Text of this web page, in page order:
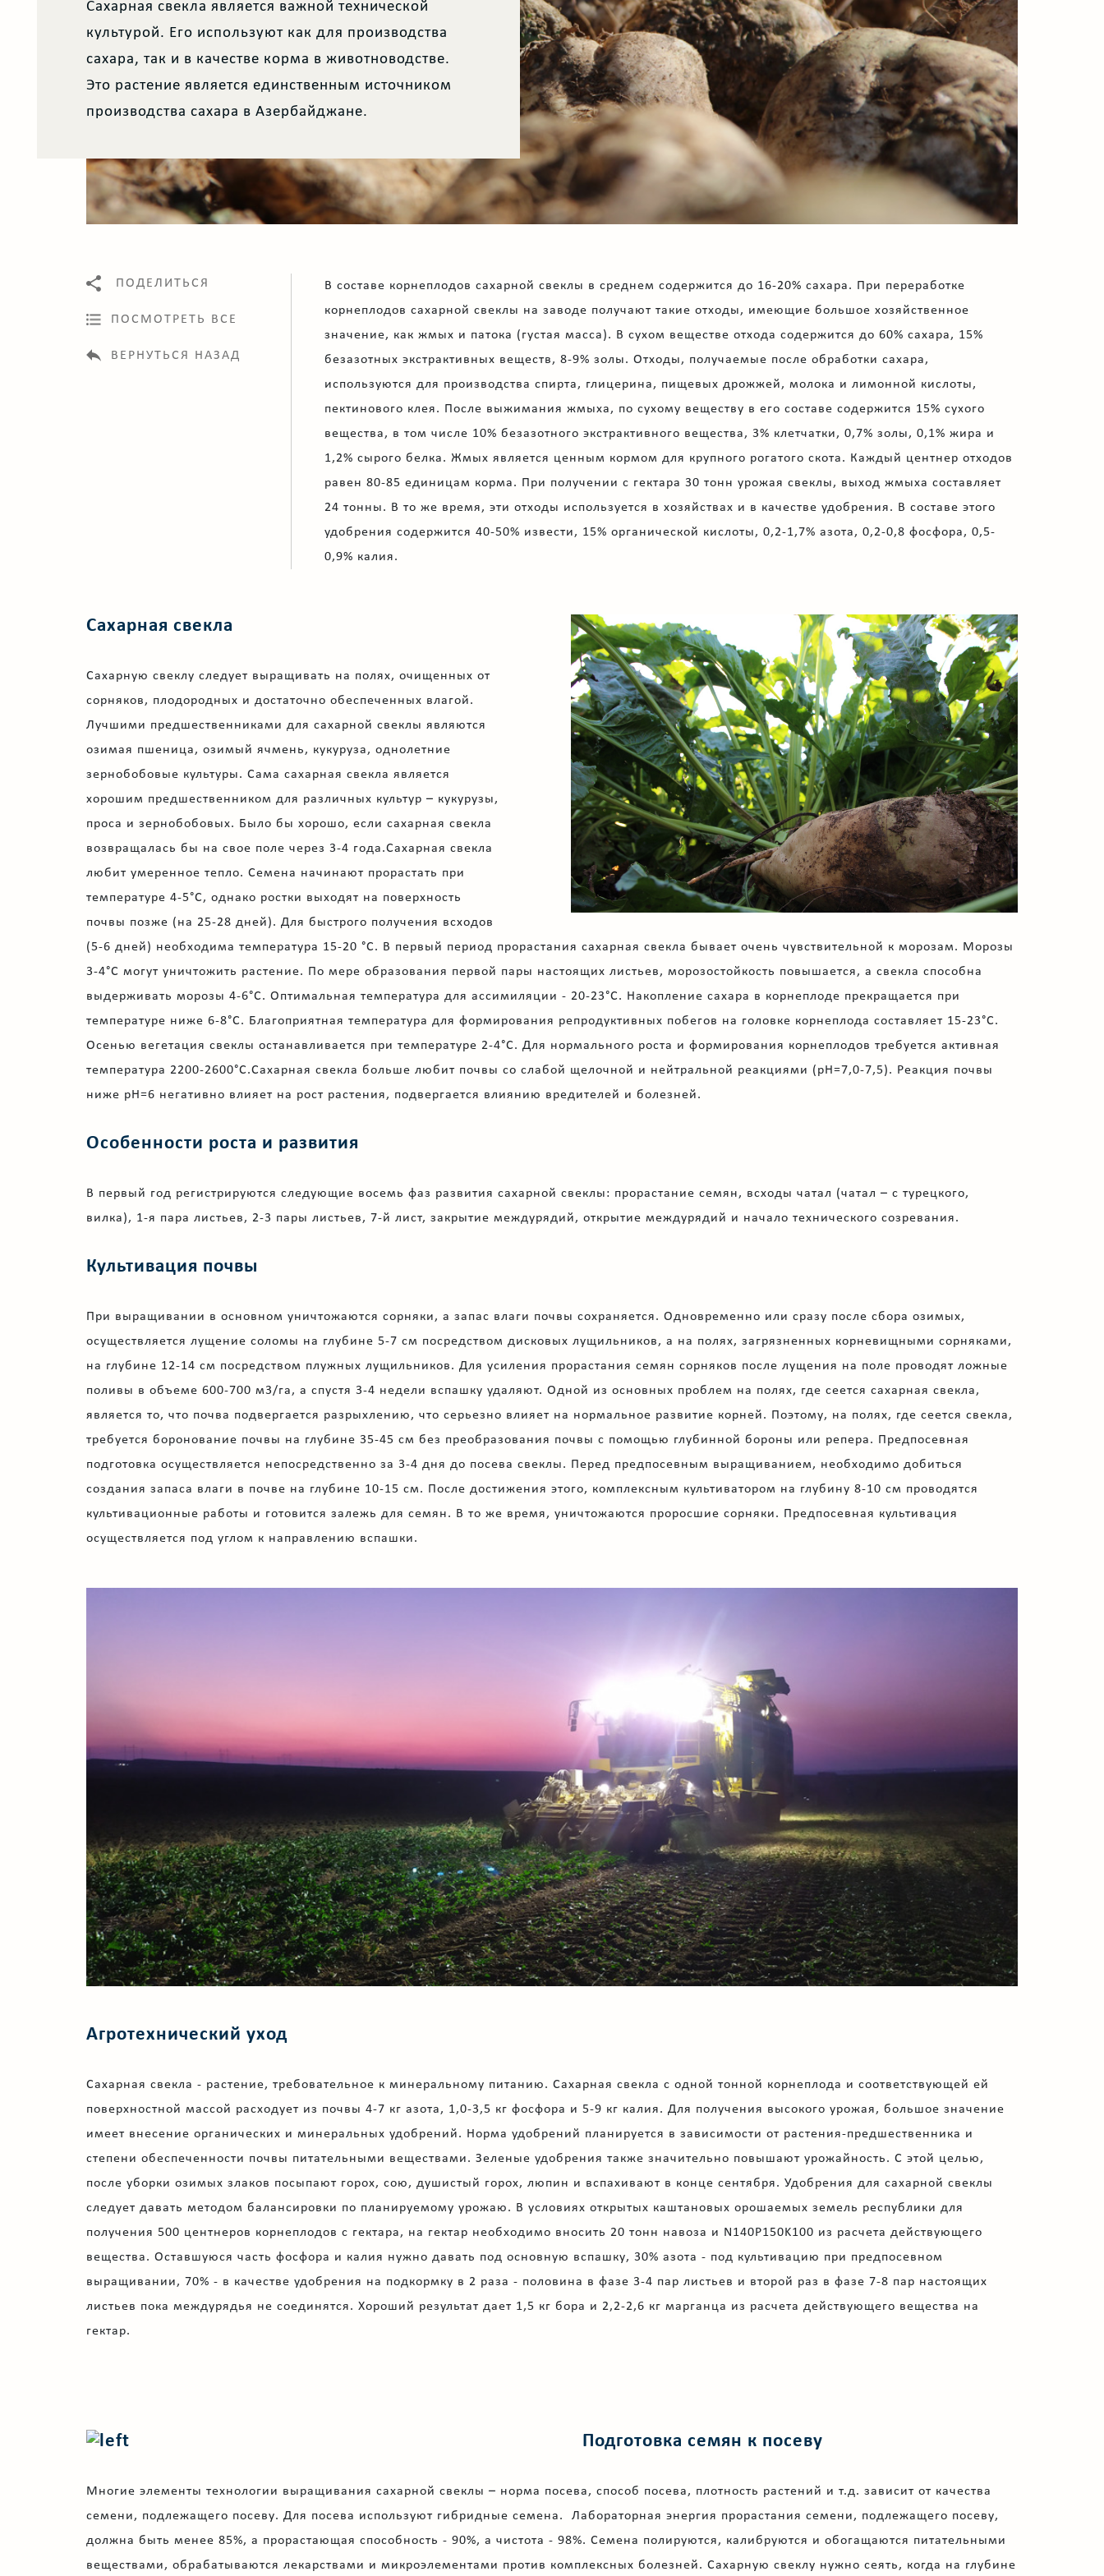
Сахарная свекла является важной технической
культурой. Его используют как для производства
сахара, так и в качестве корма в животноводстве.
Это растение является единственным источником
производства сахара в Азербайджане.
ПОДЕЛИТЬСЯ
ПОСМОТРЕТЬ ВСЕ
ВЕРНУТЬСЯ НАЗАД
В составе корнеплодов сахарной свеклы в среднем содержится до 16-20% сахара. При переработке
корнеплодов сахарной свеклы на заводе получают такие отходы, имеющие большое хозяйственное
значение, как жмых и патока (густая масса). В сухом веществе отхода содержится до 60% сахара, 15%
безазотных экстрактивных веществ, 8-9% золы. Отходы, получаемые после обработки сахара,
используются для производства спирта, глицерина, пищевых дрожжей, молока и лимонной кислоты,
пектинового клея. После выжимания жмыха, по сухому веществу в его составе содержится 15% сухого
вещества, в том числе 10% безазотного экстрактивного вещества, 3% клетчатки, 0,7% золы, 0,1% жира и
1,2% сырого белка. Жмых является ценным кормом для крупного рогатого скота. Каждый центнер отходов
равен 80-85 единицам корма. При получении с гектара 30 тонн урожая свеклы, выход жмыха составляет
24 тонны. В то же время, эти отходы используется в хозяйствах и в качестве удобрения. В составе этого
удобрения содержится 40-50% извести, 15% органической кислоты, 0,2-1,7% азота, 0,2-0,8 фосфора, 0,5-
0,9% калия.
Сахарная свекла
Сахарную свеклу следует выращивать на полях, очищенных от
сорняков, плодородных и достаточно обеспеченных влагой.
Лучшими предшественниками для сахарной свеклы являются
озимая пшеница, озимый ячмень, кукуруза, однолетние
зернобобовые культуры. Сама сахарная свекла является
хорошим предшественником для различных культур – кукурузы,
проса и зернобобовых. Было бы хорошо, если сахарная свекла
возвращалась бы на свое поле через 3-4 года.Сахарная свекла
любит умеренное тепло. Семена начинают прорастать при
температуре 4-5°С, однако ростки выходят на поверхность
почвы позже (на 25-28 дней). Для быстрого получения всходов
(5-6 дней) необходима температура 15-20 °С. В первый период прорастания сахарная свекла бывает очень чувствительной к морозам. Морозы
3-4°С могут уничтожить растение. По мере образования первой пары настоящих листьев, морозостойкость повышается, а свекла способна
выдерживать морозы 4-6°С. Оптимальная температура для ассимиляции - 20-23°С. Накопление сахара в корнеплоде прекращается при
температуре ниже 6-8°С. Благоприятная температура для формирования репродуктивных побегов на головке корнеплода составляет 15-23°С.
Осенью вегетация свеклы останавливается при температуре 2-4°С. Для нормального роста и формирования корнеплодов требуется активная
температура 2200-2600°С.Сахарная свекла больше любит почвы со слабой щелочной и нейтральной реакциями (рН=7,0-7,5). Реакция почвы
ниже pH=6 негативно влияет на рост растения, подвергается влиянию вредителей и болезней.
Особенности роста и развития
В первый год регистрируются следующие восемь фаз развития сахарной свеклы: прорастание семян, всходы чатал (чатал – с турецкого,
вилка), 1-я пара листьев, 2-3 пары листьев, 7-й лист, закрытие междурядий, открытие междурядий и начало технического созревания.
Культивация почвы
При выращивании в основном уничтожаются сорняки, а запас влаги почвы сохраняется. Одновременно или сразу после сбора озимых,
осуществляется лущение соломы на глубине 5-7 см посредством дисковых лущильников, а на полях, загрязненных корневищными сорняками,
на глубине 12-14 см посредством плужных лущильников. Для усиления прорастания семян сорняков после лущения на поле проводят ложные
поливы в объеме 600-700 м3/га, а спустя 3-4 недели вспашку удаляют. Одной из основных проблем на полях, где сеется сахарная свекла,
является то, что почва подвергается разрыхлению, что серьезно влияет на нормальное развитие корней. Поэтому, на полях, где сеется свекла,
требуется боронование почвы на глубине 35-45 см без преобразования почвы с помощью глубинной бороны или репера. Предпосевная
подготовка осуществляется непосредственно за 3-4 дня до посева свеклы. Перед предпосевным выращиванием, необходимо добиться
создания запаса влаги в почве на глубине 10-15 см. После достижения этого, комплексным культиватором на глубину 8-10 см проводятся
культивационные работы и готовится залежь для семян. В то же время, уничтожаются проросшие сорняки. Предпосевная культивация
осуществляется под углом к направлению вспашки.
Агротехнический уход
Сахарная свекла - растение, требовательное к минеральному питанию. Сахарная свекла с одной тонной корнеплода и соответствующей ей
поверхностной массой расходует из почвы 4-7 кг азота, 1,0-3,5 кг фосфора и 5-9 кг калия. Для получения высокого урожая, большое значение
имеет внесение органических и минеральных удобрений. Норма удобрений планируется в зависимости от растения-предшественника и
степени обеспеченности почвы питательными веществами. Зеленые удобрения также значительно повышают урожайность. С этой целью,
после уборки озимых злаков посыпают горох, сою, душистый горох, люпин и вспахивают в конце сентября. Удобрения для сахарной свеклы
следует давать методом балансировки по планируемому урожаю. В условиях открытых каштановых орошаемых земель республики для
получения 500 центнеров корнеплодов с гектара, на гектар необходимо вносить 20 тонн навоза и N140P150K100 из расчета действующего
вещества. Оставшуюся часть фосфора и калия нужно давать под основную вспашку, 30% азота - под культивацию при предпосевном
выращивании, 70% - в качестве удобрения на подкормку в 2 раза - половина в фазе 3-4 пар листьев и второй раз в фазе 7-8 пар настоящих
листьев пока междурядья не соединятся. Хороший результат дает 1,5 кг бора и 2,2-2,6 кг марганца из расчета действующего вещества на
гектар.
Подготовка семян к посеву
Многие элементы технологии выращивания сахарной свеклы – норма посева, способ посева, плотность растений и т.д. зависит от качества
семени, подлежащего посеву. Для посева используют гибридные семена. Лабораторная энергия прорастания семени, подлежащего посеву,
должна быть менее 85%, а прорастающая способность - 90%, а чистота - 98%. Семена полируются, калибруются и обогащаются питательными
веществами, обрабатываются лекарствами и микроэлементами против комплексных болезней. Сахарную свеклу нужно сеять, когда на глубине